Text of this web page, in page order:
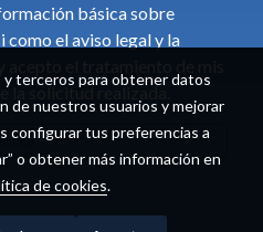
la solicitud realizada.
y terceros para obtener datos
de nuestros usuarios y mejorar
configurar tus preferencias a
o obtener más información en
de cookies.